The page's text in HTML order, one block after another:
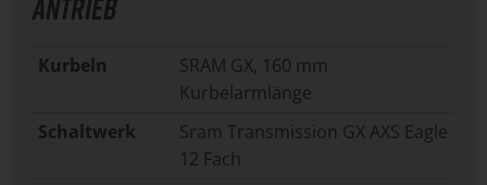
ANTRIEB
Kurbeln
SRAM GX, 160 mm
Kurbelarmlänge
Schaltwerk
Sram Transmission GX AXS Eagle
12 Fach